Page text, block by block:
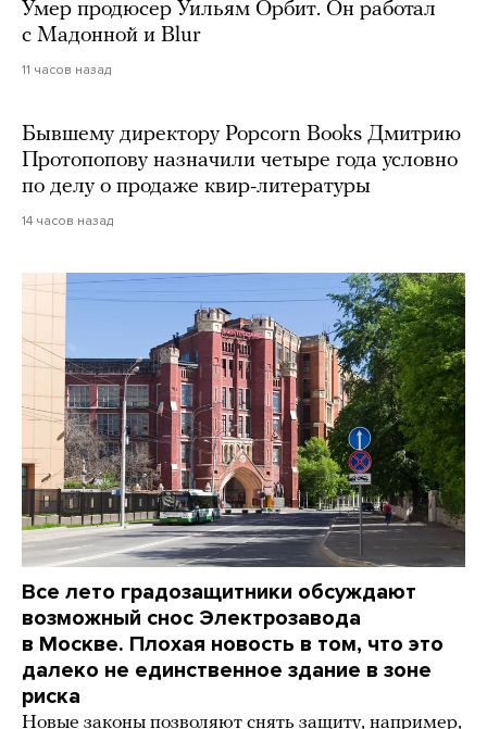
Умер продюсер Уильям Орбит. Он работал
с Мадонной и Blur
11 часов назад
Бывшему директору Popcorn Books Дмитрию
Протопопову назначили четыре года условно
по делу о продаже квир-литературы
14 часов назад
Все лето градозащитники обсуждают
возможный снос Электрозавода
в Москве. Плохая новость в том, что это
далеко не единственное здание в зоне
риска
Новые законы позволяют снять защиту, например,